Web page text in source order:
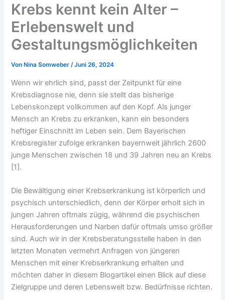
Krebs kennt kein Alter –
Erlebenswelt und
Gestaltungsmöglichkeiten
Von Nina Somweber/Juni 26, 2024
Wenn wir ehrlich sind, passt der Zeitpunkt für eine
Krebsdiagnose nie, denn sie stellt das bisherige
Lebenskonzept vollkommen auf den Kopf. Als junger
Mensch an Krebs zu erkranken, kann ein besonders
heftiger Einschnitt im Leben sein. Dem Bayerischen
Krebsregister zufolge erkranken bayernweit jährlich 2600
junge Menschen zwischen 18 und 39 Jahren neu an Krebs
[1].
Die Bewältigung einer Krebserkrankung ist körperlich und
psychisch unterschiedlich, denn der Körper erholt sich in
jungen Jahren oftmals zügig, während die psychischen
Herausforderungen und Narben dafür oftmals umso größer
sind. Auch wir in der Krebsberatungsstelle haben in den
letzten Monaten vermehrt Anfragen von jüngeren
Menschen mit einer Krebserkrankung erhalten und
möchten daher in diesem Blogartikel einen Blick auf diese
Zielgruppe und deren Lebenswelt bzw. Bedürfnisse richten.